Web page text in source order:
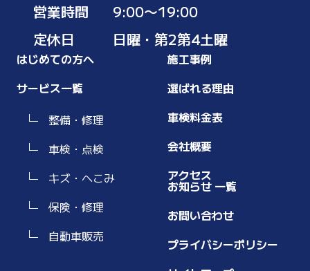
営業時間
9:00〜19:00
定休日
日曜・第2第4土曜
はじめての方へ
サービス一覧
整備・修理
車検・点検
キズ・へこみ
保険・修理
自動車販売
施工事例
選ばれる理由
車検料金表
会社概要
アクセス
お知らせ 一覧
お問い合わせ
プライバシーポリシー